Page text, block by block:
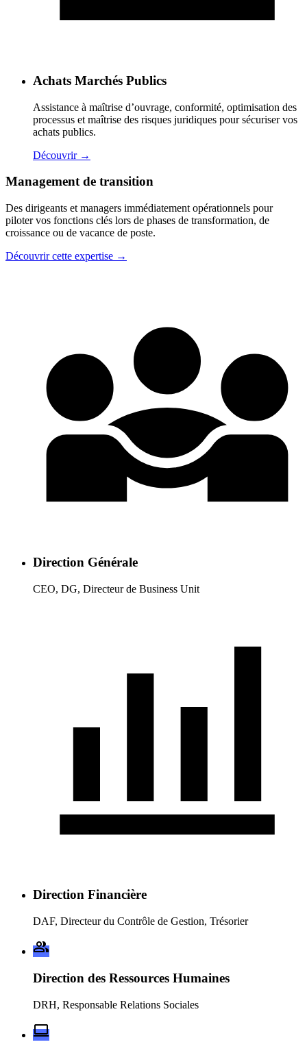
Achats Marchés Publics
Assistance à maîtrise d’ouvrage, conformité, optimisation des
processus et maîtrise des risques juridiques pour sécuriser vos
achats publics.
Découvrir →
Management de transition
Des dirigeants et managers immédiatement opérationnels pour
piloter vos fonctions clés lors de phases de transformation, de
croissance ou de vacance de poste.
Découvrir cette expertise →
Direction Générale
CEO, DG, Directeur de Business Unit
Direction Financière
DAF, Directeur du Contrôle de Gestion, Trésorier
Direction des Ressources Humaines
DRH, Responsable Relations Sociales